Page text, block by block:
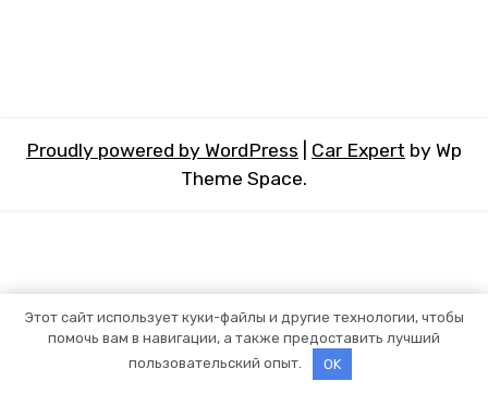
Proudly powered by WordPress Car Expert by Wp
Theme Space.
Этот сайт использует куки-файлы и другие технологии, чтобы
помочь вам в навигации, а также предоставить лучший
пользовательский опыт.
OK